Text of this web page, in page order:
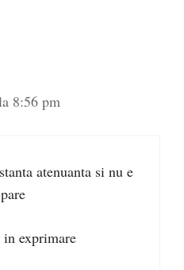
8:56 pm
atenuanta si nu e
exprimare